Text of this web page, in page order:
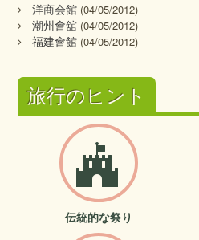
洋商会館 (04/05/2012)
潮州會舘 (04/05/2012)
福建會館 (04/05/2012)
旅行のヒント
伝統的な祭り